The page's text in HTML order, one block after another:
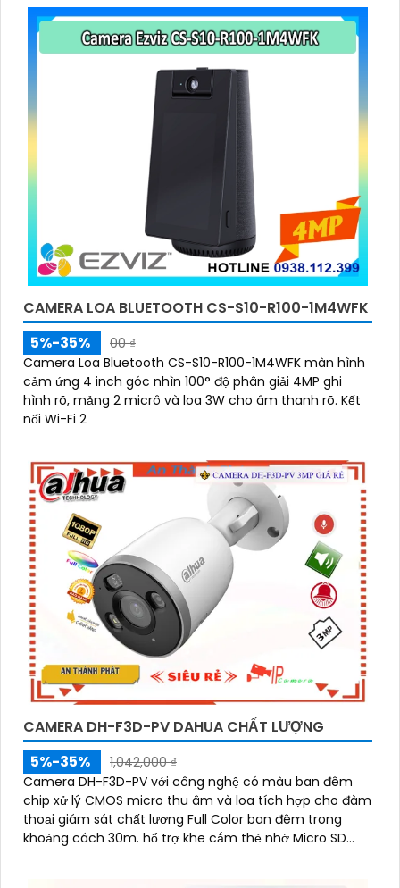
CAMERA LOA BLUETOOTH CS-S10-R100-1M4WFK
5%-35%
00 ₫
Camera Loa Bluetooth CS-S10-R100-1M4WFK màn hình
cảm ứng 4 inch góc nhìn 100° độ phân giải 4MP ghi
hình rõ, mảng 2 micrô và loa 3W cho âm thanh rõ. Kết
nối Wi-Fi 2
CAMERA DH-F3D-PV DAHUA CHẤT LƯỢNG
5%-35%
1,042,000 ₫
Camera DH-F3D-PV với công nghệ có màu ban đêm
chip xử lý CMOS micro thu âm và loa tích hợp cho đàm
thoại giám sát chất lượng Full Color ban đêm trong
khoảng cách 30m. hổ trợ khe cắm thẻ nhớ Micro SD